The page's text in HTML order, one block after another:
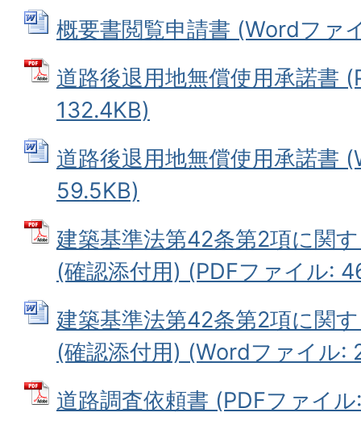
概要書閲覧申請書 (Wordファ
道路後退用地無償使用承諾書
132.4KB)
道路後退用地無償使用承諾書
59.5KB)
建築基準法第42条第2項に関
(確認添付用) (PDFファイル:
建築基準法第42条第2項に関
(確認添付用) (Wordファイル:
道路調査依頼書 (PDFファイ